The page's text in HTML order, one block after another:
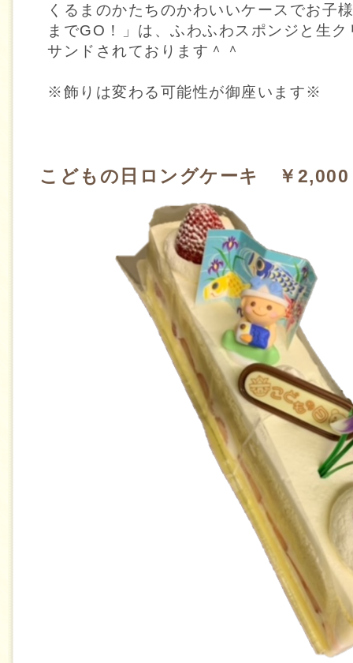
くるまのかたちのかわいいケースでお子
までGO！」は、ふわふわスポンジと生
サンドされております＾＾
※飾りは変わる可能性が御座います※
こどもの日ロングケーキ ￥2,000